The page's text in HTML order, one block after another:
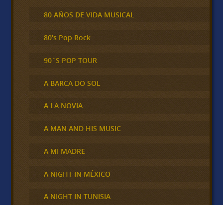
80 AÑOS DE VIDA MUSICAL
80's Pop Rock
90´S POP TOUR
A BARCA DO SOL
A LA NOVIA
A MAN AND HIS MUSIC
A MI MADRE
A NIGHT IN MÉXICO
A NIGHT IN TUNISIA